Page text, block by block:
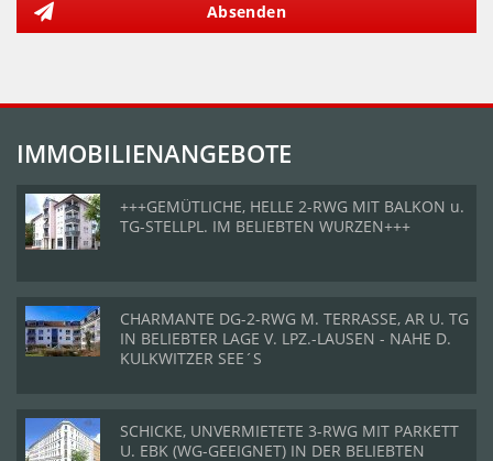
Absenden
IMMOBILIENANGEBOTE
+++GEMÜTLICHE, HELLE 2-RWG MIT BALKON u.
TG-STELLPL. IM BELIEBTEN WURZEN+++
CHARMANTE DG-2-RWG M. TERRASSE, AR U. TG
IN BELIEBTER LAGE V. LPZ.-LAUSEN - NAHE D.
KULKWITZER SEE´S
SCHICKE, UNVERMIETETE 3-RWG MIT PARKETT
U. EBK (WG-GEEIGNET) IN DER BELIEBTEN